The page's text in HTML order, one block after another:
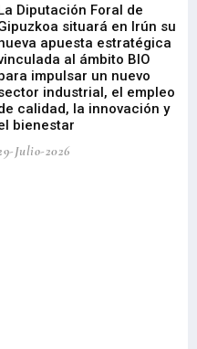
Diputación Foral de
situará en Irún su
apuesta estratégica
al ámbito BIO
impulsar un nuevo
industrial, el empleo
calidad, la innovación y
bienestar
Julio-2026